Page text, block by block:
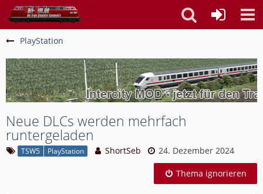
PlayStation
Neue DLCs werden mehrfach
runtergeladen
TSW5 PlayStation ShortSeb 24. Dezember 2024
Thema ignorieren